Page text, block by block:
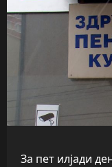
За пет илјади